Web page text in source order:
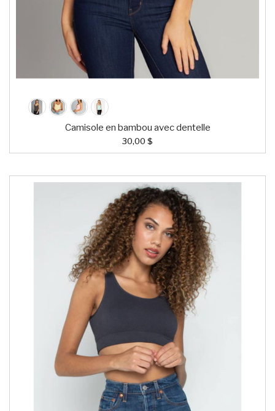
Camisole en bambou avec dentelle
30,00 $